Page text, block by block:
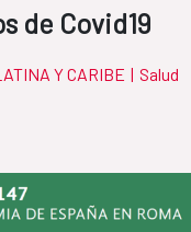
de Covid19
Y CARIBE | Salud